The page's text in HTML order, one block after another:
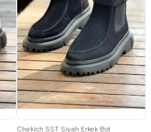
Chekich SST Siyah Erkek Bot
41 42 43